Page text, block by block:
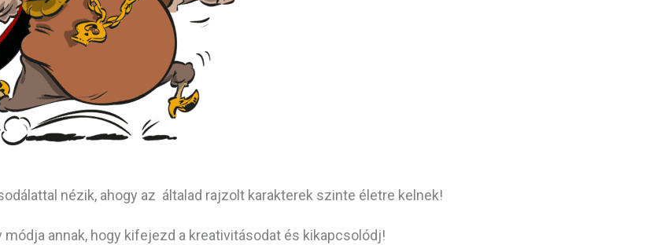
nézik, ahogy az általad rajzolt karakterek szinte életre kelnek!
módja annak, hogy kifejezd a kreativitásodat és kikapcsolódj!